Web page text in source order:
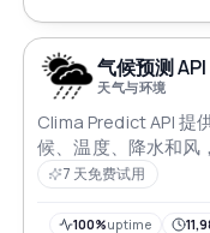
气候预测 API
天气与环境
Clima Predict API 提
候、温度、降水和风
7 天免费试用
100%uptime